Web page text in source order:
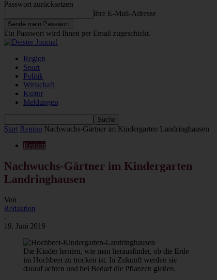
Passwort zurücksetzen
Ihre E-Mail-Adresse
Ein Passwort wird Ihnen per Email zugeschickt.
Region
Sport
Politik
Wirtschaft
Kultur
Meldungen
Start Region Nachwuchs-Gärtner im Kindergarten Landringhausen
Region
Nachwuchs-Gärtner im Kindergarten
Landringhausen
Von
Redaktion
-
19. Juni 2019
Die Kinder lernten, wie man herausfindet, ob die Erde
im Hochbeet zu trocken ist. In Zukunft werden sie
darauf achten und bei Bedarf die Pflanzen gießen.